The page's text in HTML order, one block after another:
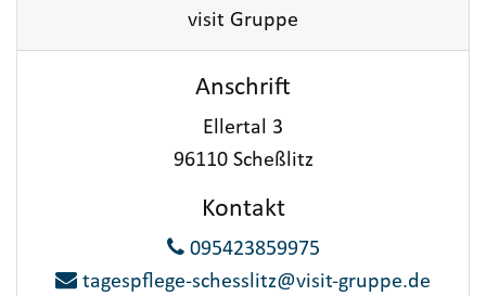
visit Gruppe
Anschrift
Ellertal 3
96110 Scheßlitz
Kontakt
095423859975
tagespflege-schesslitz@visit-gruppe.de